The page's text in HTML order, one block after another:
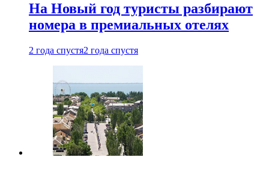
На Новый год туристы разбирают
номера в премиальных отелях
2 года спустя2 года спустя